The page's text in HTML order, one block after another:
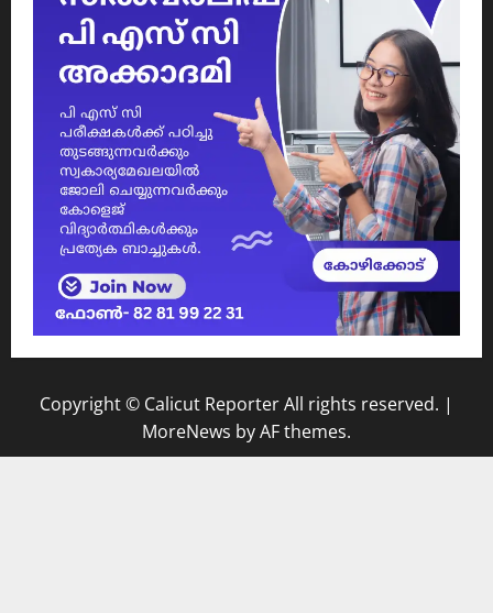
Copyright © Calicut Reporter All rights reserved. |
MoreNews by AF themes.